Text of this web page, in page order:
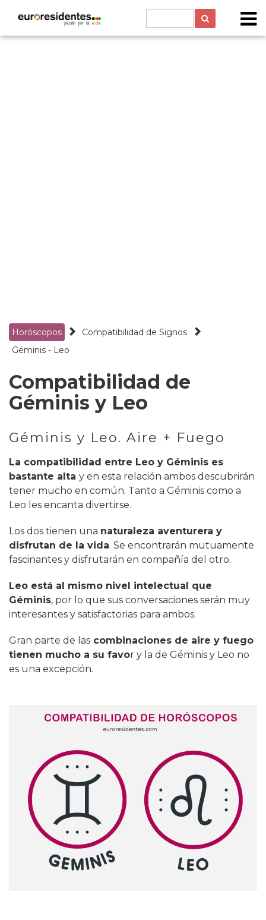
Horóscopos
Compatibilidad de Signos
Géminis - Leo
Compatibilidad de
Géminis y Leo
Géminis y Leo. Aire + Fuego
La compatibilidad entre Leo y Géminis es
bastante alta y en esta relación ambos descubrirán
tener mucho en común. Tanto a Géminis como a
Leo les encanta divertirse.
Los dos tienen una naturaleza aventurera y
disfrutan de la vida. Se encontrarán mutuamente
fascinantes y disfrutarán en compañía del otro.
Leo está al mismo nivel intelectual que
Géminis, por lo que sus conversaciones serán muy
interesantes y satisfactorias para ambos.
Gran parte de las combinaciones de aire y fuego
tienen mucho a su favor y la de Géminis y Leo no
es una excepción.